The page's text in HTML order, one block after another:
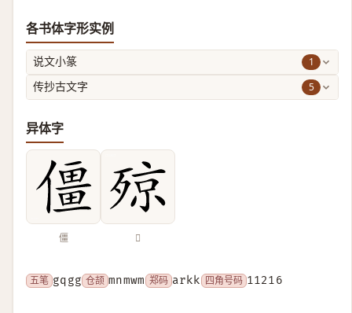
各书体字形实例
说文小篆 1
传抄古文字 5
异体字
僵 𣨣
五笔 gqgg 仓颉 mnmwm 郑码 arkk 四角号码 11216